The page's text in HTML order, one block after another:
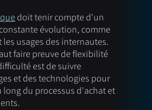
doit tenir compte d'un
évolution, comme
usages des internautes.
faire preuve de flexibilité
est de suivre
et des technologies pour
du processus d'achat et